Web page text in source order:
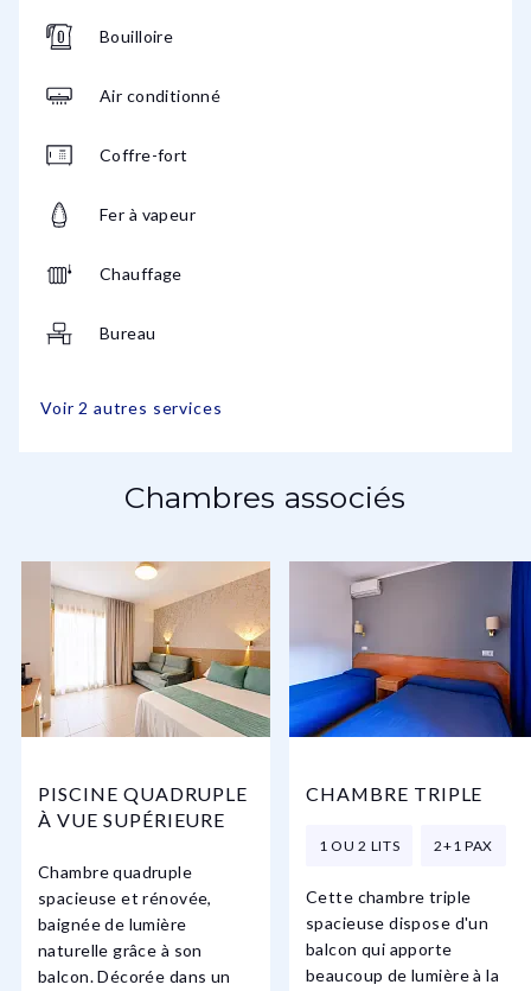
Bouilloire
Air conditionné
Coffre-fort
Fer à vapeur
Chauffage
Bureau
Voir 2 autres services
Chambres associés
PISCINE QUADRUPLE
À VUE SUPÉRIEURE
Chambre quadruple
spacieuse et rénovée,
baignée de lumière
naturelle grâce à son
balcon. Décorée dans un
CHAMBRE TRIPLE
1 OU 2 LITS 2+1 PAX
Cette chambre triple
spacieuse dispose d'un
balcon qui apporte
beaucoup de lumière à la